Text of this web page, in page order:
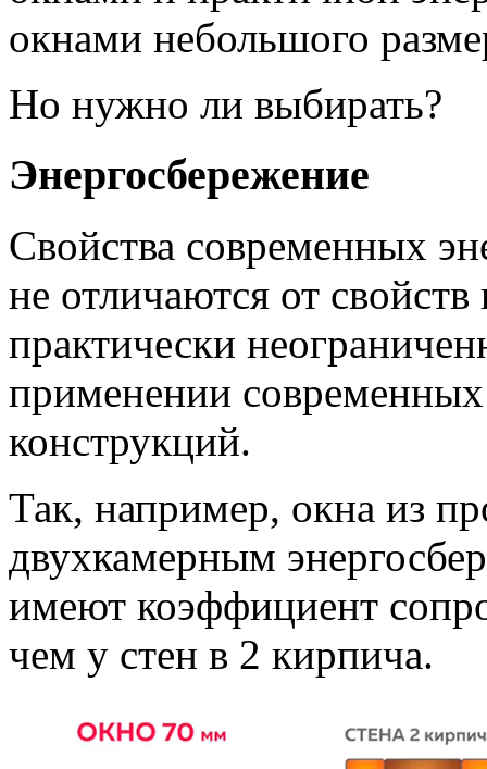
окнами небольшого
Но нужно ли выбирать?
Энергосбережение
Свойства современных
не отличаются от
практически
применении
конструкций.
Так, например, окна из
двухкамерным
имеют коэффициент
чем у стен в 2 кирпича.